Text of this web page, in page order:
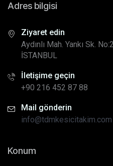
Adres bilgisi
Ziyaret edin
Aydınlı Mah. Yankı Sk.
İSTANBUL
İletişime geçin
+90 216 452 87 88
Mail gönderin
info@tdmkesicitakim.com
Konum